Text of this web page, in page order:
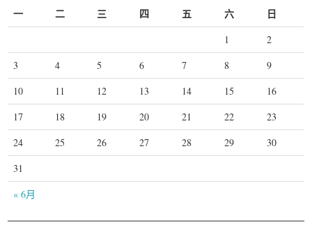
一 二 三 四 五 六 日
« 6月
1
2
3
4 5 6 7 8
9
10
11 12 13 14 15
16
17
18 19 20 21 22
23
24
25 26 27 28 29
30
31